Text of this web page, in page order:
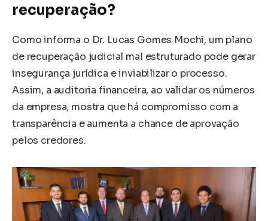
recuperação?
Como informa o Dr. Lucas Gomes Mochi, um plano
de recuperação judicial mal estruturado pode gerar
insegurança jurídica e inviabilizar o processo.
Assim, a auditoria financeira, ao validar os números
da empresa, mostra que há compromisso com a
transparência e aumenta a chance de aprovação
pelos credores.